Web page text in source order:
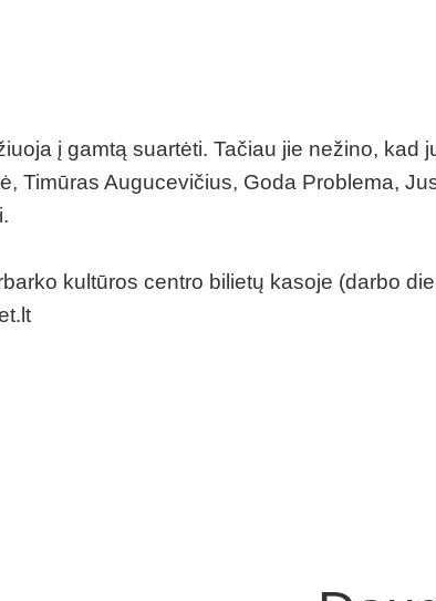
į gamtą suartėti. Tačiau jie nežino, kad
Timūras Augucevičius, Goda Problema,
kultūros centro bilietų kasoje (darbo